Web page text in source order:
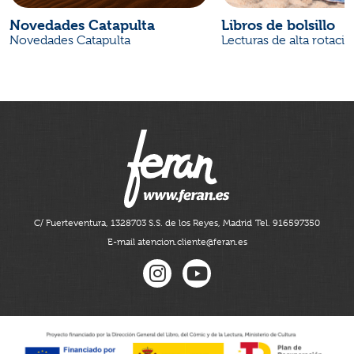
Novedades Catapulta
Novedades Catapulta
Libros de bolsillo
Lecturas de alta
C/ Fuerteventura, 1328703 S.S. de los Reyes, Madrid Tel. 916597350
E-mail atencion.cliente@feran.es